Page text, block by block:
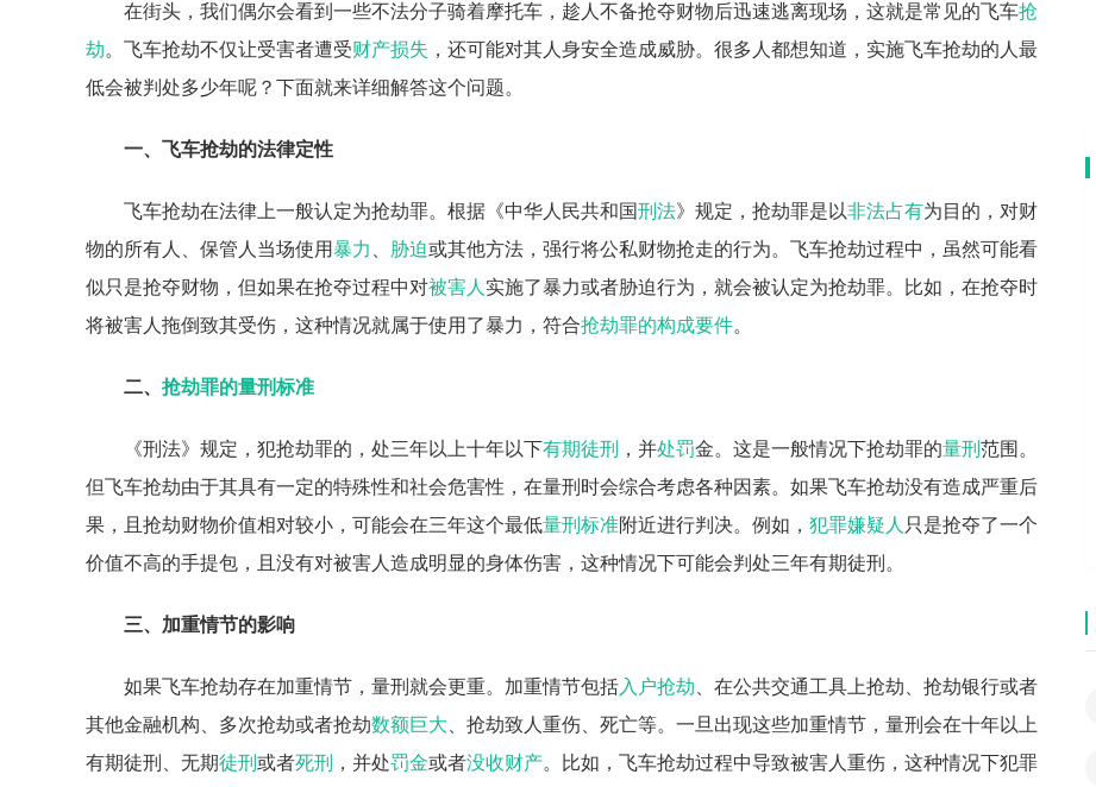
在街头，我们偶尔会看到一些不法分子骑着摩托车，趁人不备抢夺财物后迅速逃离现场，这就是常见的飞车抢
劫。飞车抢劫不仅让受害者遭受财产损失 ，还可能对其人身安全造成威胁。很多人都想知道，实施飞车抢劫的人最
低会被判处多少年呢？下面就来详细解答这个问题。
一、飞车抢劫的法律定性
飞车抢劫在法律上一般认定为抢劫罪。根据《中华人民共和国刑法》规定，抢劫罪是以非法占有为目的，对财
物的所有人、保管人当场使用暴力 胁迫或其他方法，强行将公私财物抢走的行为。飞车抢劫过程中，虽然可能看
似只是抢夺财物，但如果在抢夺过程中对被害人 实施了暴力或者胁迫行为，就会被认定为抢劫罪。比如，在抢夺时
将被害人拖倒致其受伤，这种情况就属于使用了暴力，符合抢劫罪的构成要件。
二、 抢劫罪的量刑标准
《刑法》规定，犯抢劫罪的，处三年以上十年以下有期徒刑 ，并处罚金。这是一般情况下抢劫罪的量刑 范围。
但飞车抢劫由于其具有一定的特殊性和社会危害性，在量刑时会综合考虑各种因素。如果飞车抢劫没有造成严重后
果，且抢劫财物价值相对较小，可能会在三年这个最低量刑标准附近进行判决。例如， 犯罪嫌疑人 只是抢夺了一个
价值不高的手提包，且没有对被害人造成明显的身体伤害，这种情况下可能会判处三年有期徒刑。
三、加重情节的影响
如果飞车抢劫存在加重情节，量刑就会更重。加重情节包括入户抢劫 、在公共交通工具上抢劫、抢劫银行或者
其他金融机构、多次抢劫或者抢劫数额巨大 、抢劫致人重伤、死亡等。一旦出现这些加重情节，量刑会在十年以上
有期徒刑、无期徒刑 或者死刑 ，并处罚金或者没收财产。比如，飞车抢劫过程中导致被害人重伤，这种情况下犯罪